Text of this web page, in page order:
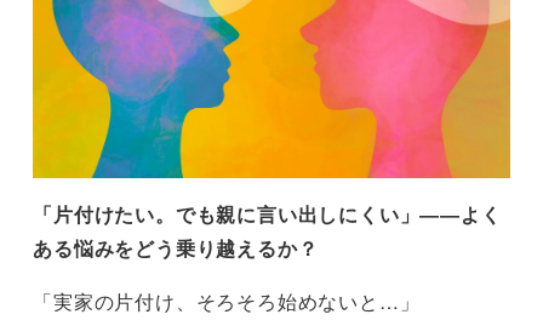
「片付けたい。でも親に言い出しにくい」――よく
ある悩みをどう乗り越えるか？
「実家の片付け、そろそろ始めないと…」